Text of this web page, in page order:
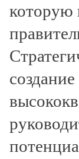
которую